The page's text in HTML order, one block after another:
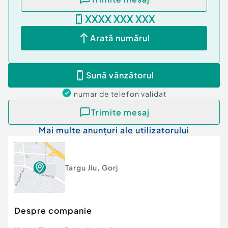
XXXX XXX XXX
Arată numărul
Sună vânzătorul
numar de telefon validat
Trimite mesaj
Mai multe anunțuri ale utilizatorului
Targu Jiu, Gorj
Despre companie